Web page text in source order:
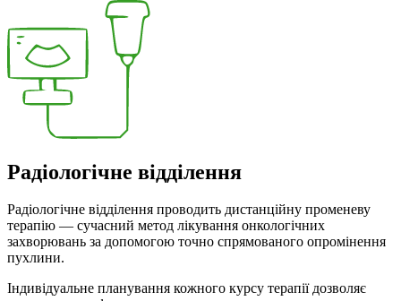
Радіологічне відділення
Радіологічне відділення проводить дистанційну променеву
терапію — сучасний метод лікування онкологічних
захворювань за допомогою точно спрямованого опромінення
пухлини.
Індивідуальне планування кожного курсу терапії дозволяє